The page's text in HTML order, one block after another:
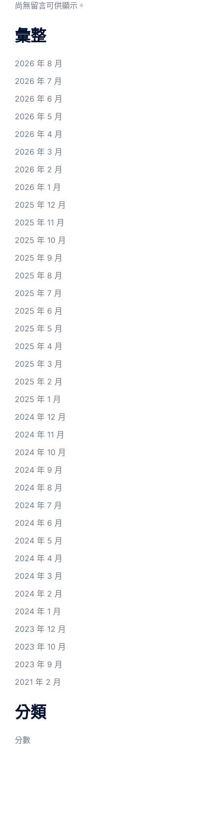
尚無留言可供顯示。
彙整
2026 年 8 月
2026 年 7 月
2026 年 6 月
2026 年 5 月
2026 年 4 月
2026 年 3 月
2026 年 2 月
2026 年 1 月
2025 年 12 月
2025 年 11 月
2025 年 10 月
2025 年 9 月
2025 年 8 月
2025 年 7 月
2025 年 6 月
2025 年 5 月
2025 年 4 月
2025 年 3 月
2025 年 2 月
2025 年 1 月
2024 年 12 月
2024 年 11 月
2024 年 10 月
2024 年 9 月
2024 年 8 月
2024 年 7 月
2024 年 6 月
2024 年 5 月
2024 年 4 月
2024 年 3 月
2024 年 2 月
2024 年 1 月
2023 年 12 月
2023 年 10 月
2023 年 9 月
2021 年 2 月
分類
分數